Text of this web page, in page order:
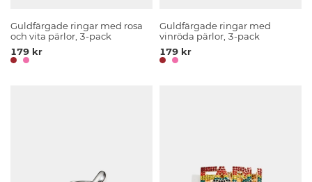
Guldfärgade ringar med rosa
och vita pärlor, 3-pack
179 kr
Guldfärgade ringar med
vinröda pärlor, 3-pack
179 kr